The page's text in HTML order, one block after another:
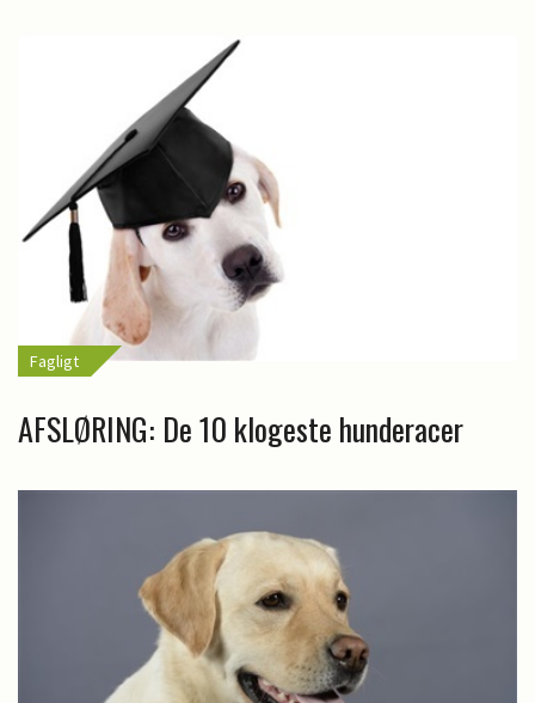
Fagligt
AFSLØRING: De 10 klogeste hunderacer